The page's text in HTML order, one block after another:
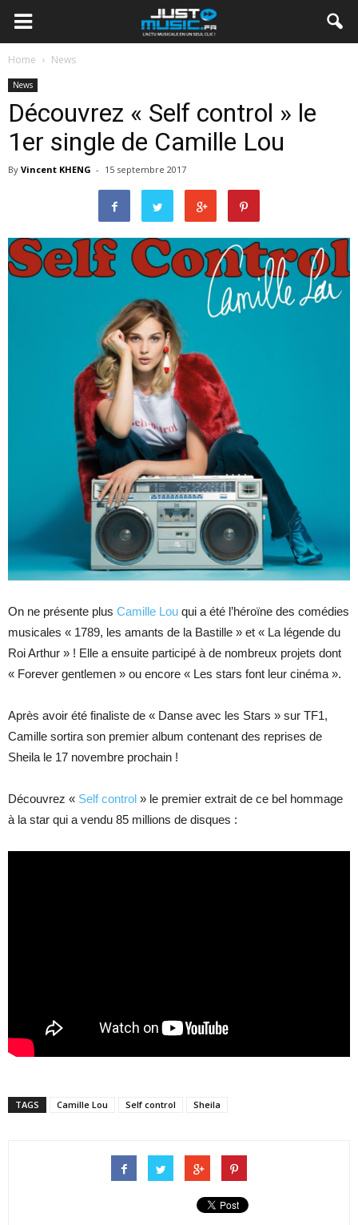
Home News
News
Découvrez « Self control » le
1er single de Camille Lou
By Vincent KHENG - 15 septembre 2017
On ne présente plus Camille Lou qui a été l’héroïne des comédies
musicales « 1789, les amants de la Bastille » et « La légende du
Roi Arthur » ! Elle a ensuite participé à de nombreux projets dont
« Forever gentlemen » ou encore « Les stars font leur cinéma ».
Après avoir été finaliste de « Danse avec les Stars » sur TF1,
Camille sortira son premier album contenant des reprises de
Sheila le 17 novembre prochain !
Découvrez « Self control » le premier extrait de ce bel hommage
à la star qui a vendu 85 millions de disques :
TAGS Camille Lou Self control Sheila